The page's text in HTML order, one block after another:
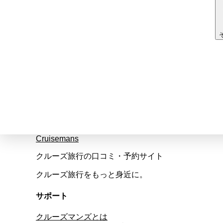
Cruisemans
クルーズ旅行の口コミ・予約サイト
クルーズ旅行をもっと身近に。
サポート
クルーズマンズとは